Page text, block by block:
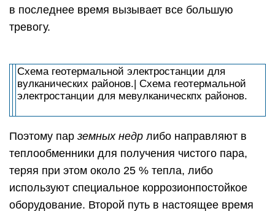
в последнее время вызывает все большую
тревогу.
Схема геотермальной электростанции для
вулканических районов.| Схема геотермальной
электростанции для мевулканическпх районов.
Поэтому пар земных недр либо направляют в
теплообменники для получения чистого пара,
теряя при этом около 25 % тепла, либо
используют специальное коррозионпостойкое
оборудование. Второй путь в настоящее время